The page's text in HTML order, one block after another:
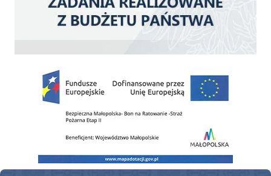
Zakup fabrycznie nowego, średniego samochodu ratowniczo-gaśniczego z